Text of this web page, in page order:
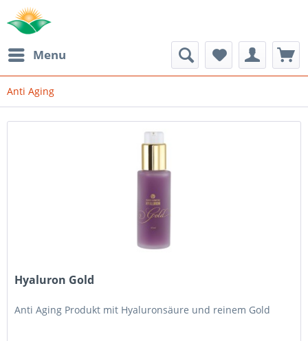
Menu
Anti Aging
Hyaluron Gold
Anti Aging Produkt mit Hyaluronsäure und reinem Gold